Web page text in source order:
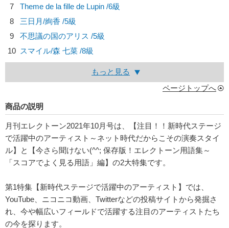
7
Theme de la fille de Lupin /6級
8
三日月/絢香 /5級
9
不思議の国のアリス /5級
10 スマイル/森 七菜 /8級
もっと見る
ページトップへ
商品の説明
月刊エレクトーン2021年10月号は、【注目！！新時代ステージ
で活躍中のアーティスト～ネット時代だからこその演奏スタイ
ル】と【今さら聞けない(^^; 保存版！エレクトーン用語集～
「スコアでよく見る用語」編】の2大特集です。
第1特集【新時代ステージで活躍中のアーティスト】では、
YouTube、ニコニコ動画、Twitterなどの投稿サイトから発掘さ
れ、今や幅広いフィールドで活躍する注目のアーティストたち
の今を探ります。